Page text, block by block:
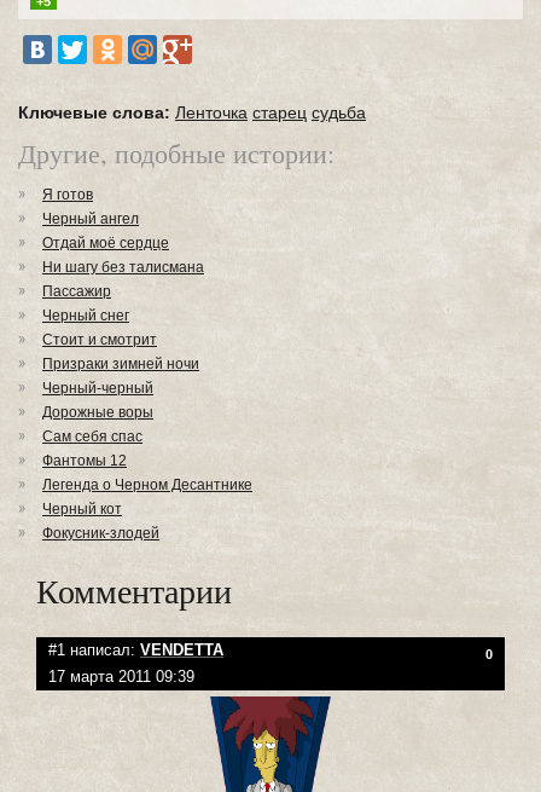
Ключевые слова: Ленточка старец судьба
Другие, подобные истории:
Я готов
Черный ангел
Отдай моё сердце
Ни шагу без талисмана
Пассажир
Черный снег
Стоит и смотрит
Призраки зимней ночи
Черный-черный
Дорожные воры
Сам себя спас
Фантомы 12
Легенда о Черном Десантнике
Черный кот
Фокусник-злодей
Комментарии
#1 написал: VENDETTA 0
17 марта 2011 09:39